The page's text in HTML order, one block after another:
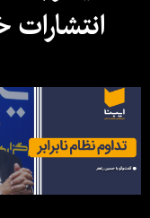
انتشارات